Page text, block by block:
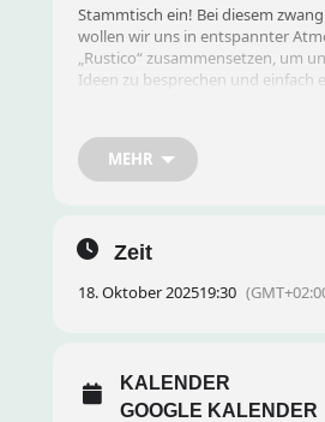
Stammtisch ein! Bei diesem
wollen wir uns in entspannter
„Rustico“ zusammensetzen, um
Ideen zu besprechen und einfach
Datum und Uhrzeit:
Ort:
Gemeinsamer Austausch und
MEHR
Zeit
18. Oktober 202519:30
KALENDER
GOOGLE KALENDER